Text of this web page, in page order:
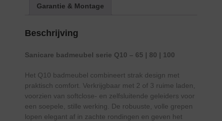
Garantie & Montage
Beschrijving
Sanicare badmeubel serie Q10 – 65 | 80 | 100
Het Q10 badmeubel combineert strak design met
praktisch comfort. Verkrijgbaar met 2 of 3 ruime laden,
voorzien van softclose- en zelfsluitende geleiders voor
een soepele, stille werking. De robuuste, volle grepen
lopen elegant af in zachte rondingen en geven het